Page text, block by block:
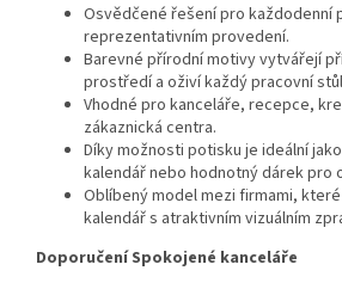
Osvědčené řešení pro každodenní
reprezentativním provedení.
Barevné přírodní motivy vytvářejí
prostředí a oživí každý pracovní
Vhodné pro kanceláře, recepce,
zákaznická centra.
Díky možnosti potisku je ideální
kalendář nebo hodnotný dárek pro
Oblíbený model mezi firmami,
kalendář s atraktivním vizuálním
Doporučení Spokojené kanceláře